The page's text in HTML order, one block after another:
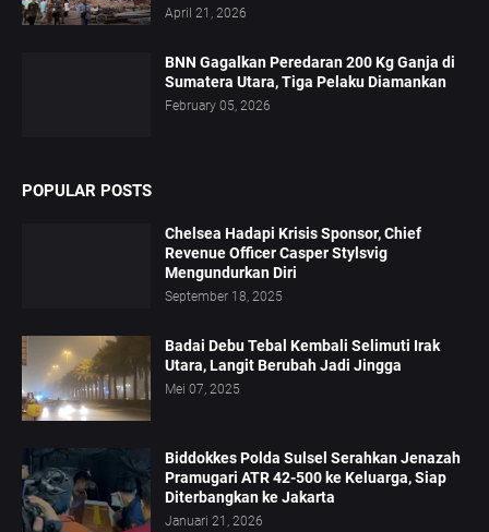
April 21, 2026
BNN Gagalkan Peredaran 200 Kg Ganja di
Sumatera Utara, Tiga Pelaku Diamankan
February 05, 2026
POPULAR POSTS
Chelsea Hadapi Krisis Sponsor, Chief
Revenue Officer Casper Stylsvig
Mengundurkan Diri
September 18, 2025
Badai Debu Tebal Kembali Selimuti Irak
Utara, Langit Berubah Jadi Jingga
Mei 07, 2025
Biddokkes Polda Sulsel Serahkan Jenazah
Pramugari ATR 42-500 ke Keluarga, Siap
Diterbangkan ke Jakarta
Januari 21, 2026